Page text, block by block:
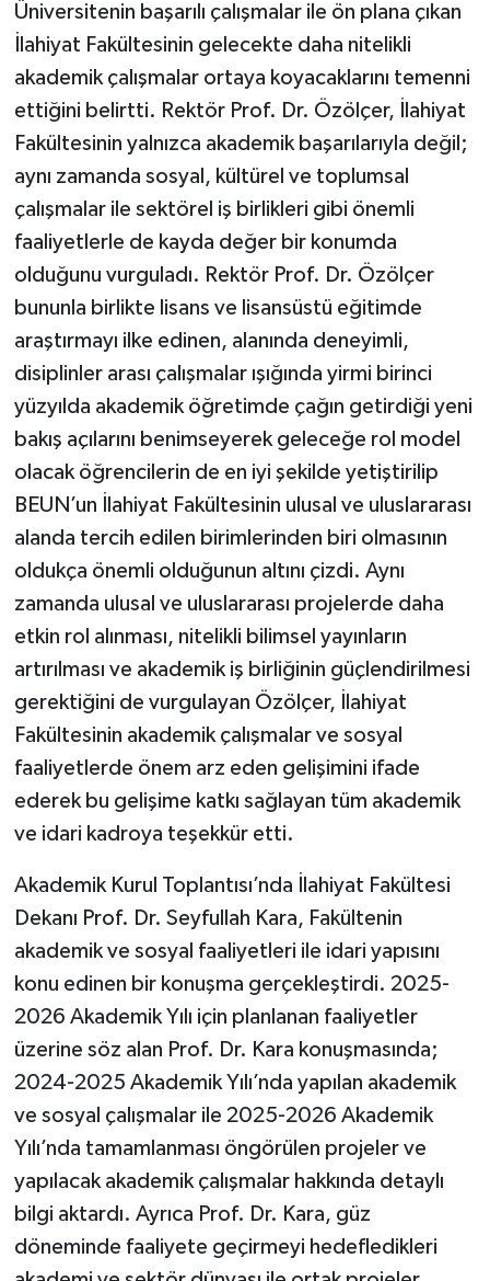
Üniversitenin başarılı çalışmalar ile ön plana çıkan
İlahiyat Fakültesinin gelecekte daha nitelikli
akademik çalışmalar ortaya koyacaklarını temenni
ettiğini belirtti. Rektör Prof. Dr. Özölçer, İlahiyat
Fakültesinin yalnızca akademik başarılarıyla değil;
aynı zamanda sosyal, kültürel ve toplumsal
çalışmalar ile sektörel iş birlikleri gibi önemli
faaliyetlerle de kayda değer bir konumda
olduğunu vurguladı. Rektör Prof. Dr. Özölçer
bununla birlikte lisans ve lisansüstü eğitimde
araştırmayı ilke edinen, alanında deneyimli,
disiplinler arası çalışmalar ışığında yirmi birinci
yüzyılda akademik öğretimde çağın getirdiği yeni
bakış açılarını benimseyerek geleceğe rol model
olacak öğrencilerin de en iyi şekilde yetiştirilip
BEUN’un İlahiyat Fakültesinin ulusal ve uluslararası
alanda tercih edilen birimlerinden biri olmasının
oldukça önemli olduğunun altını çizdi. Aynı
zamanda ulusal ve uluslararası projelerde daha
etkin rol alınması, nitelikli bilimsel yayınların
artırılması ve akademik iş birliğinin güçlendirilmesi
gerektiğini de vurgulayan Özölçer, İlahiyat
Fakültesinin akademik çalışmalar ve sosyal
faaliyetlerde önem arz eden gelişimini ifade
ederek bu gelişime katkı sağlayan tüm akademik
ve idari kadroya teşekkür etti.
Akademik Kurul Toplantısı’nda İlahiyat Fakültesi
Dekanı Prof. Dr. Seyfullah Kara, Fakültenin
akademik ve sosyal faaliyetleri ile idari yapısını
konu edinen bir konuşma gerçekleştirdi. 2025-
2026 Akademik Yılı için planlanan faaliyetler
üzerine söz alan Prof. Dr. Kara konuşmasında;
2024-2025 Akademik Yılı’nda yapılan akademik
ve sosyal çalışmalar ile 2025-2026 Akademik
Yılı’nda tamamlanması öngörülen projeler ve
yapılacak akademik çalışmalar hakkında detaylı
bilgi aktardı. Ayrıca Prof. Dr. Kara, güz
döneminde faaliyete geçirmeyi hedefledikleri
Ulusal